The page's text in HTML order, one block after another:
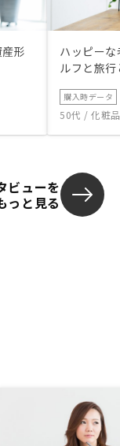
形
ハッピー
ルフと旅
購入時データ
50代 / 化粧
ビューを
っと見る